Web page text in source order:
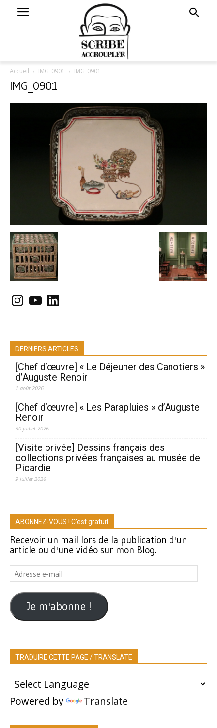
Accueil IMG_0901 IMG_0901
IMG_0901
Instagram
YouTubeLinkedIn
DERNIERS ARTICLES
[Chef d’œuvre] « Le Déjeuner des Canotiers »
d’Auguste Renoir
1 août 2026
[Chef d’œuvre] « Les Parapluies » d’Auguste
Renoir
30 juillet 2026
[Visite privée] Dessins français des
collections privées françaises au musée de
Picardie
9 juillet 2026
ABONNEZ-VOUS ! C'est gratuit
Recevoir un mail lors de la publication d'un
article ou d'une vidéo sur mon Blog.
Adresse
e-
mail
Je m'abonne !
TRADUIRE CETTE PAGE / TRANSLATE
Powered by Translate